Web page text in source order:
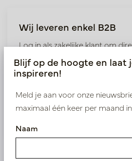
Wij leveren enkel B2B
Log in als zakelijke klant om
krijgen tot onze exclusieve
Nieuw? Registreer hier
Blijf op de hoogte en laat
inspireren!
Meld je aan voor onze
maximaal één keer per maand
Naam